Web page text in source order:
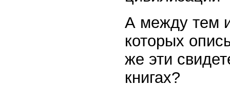
А между тем
которых
же эти
книгах?